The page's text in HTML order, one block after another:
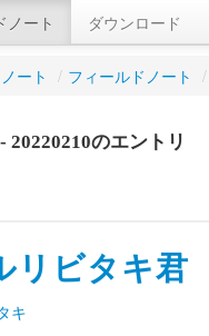
ノート ダウンロード
ート / フィールドノート /
20220210のエントリ
リビタキ君
キ